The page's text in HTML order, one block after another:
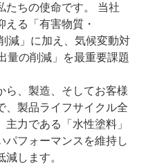
たちの使命です。 当社
える「有害物質・
減」に加え、気候変動対
量の削減」を最重要課題
ら、製造、そしてお客様
、製品ライフサイクル全
力である「水性塗料」
パフォーマンスを維持し
します。